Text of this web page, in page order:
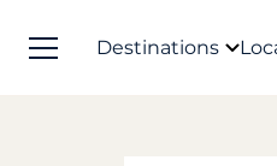
Destinations